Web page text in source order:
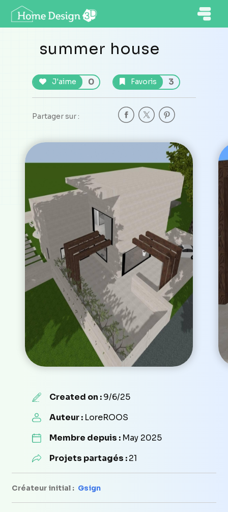
summer house
J'aime 0 Favoris 3
Partager sur :
Created on :9/6/25
Auteur : LoreROOS
Membre depuis : May 2025
Projets partagés :21
Créateur initial : Gsign